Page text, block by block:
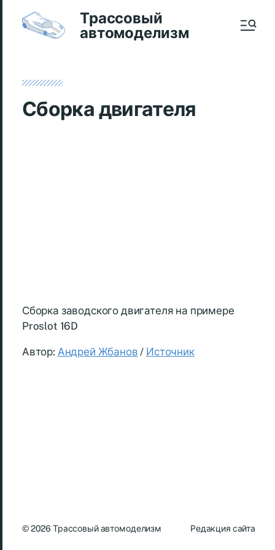
Трассовый
автомоделизм
Сборка двигателя
Сборка заводского двигателя на примере
Proslot 16D
Автор: Андрей Жбанов / Источник
© 2026Трассовый автомоделизм Редакция сайта